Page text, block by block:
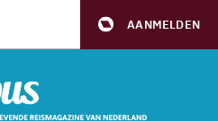
AANMELDEN